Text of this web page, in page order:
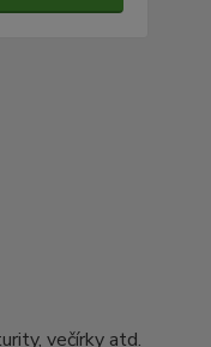
večírky atd.